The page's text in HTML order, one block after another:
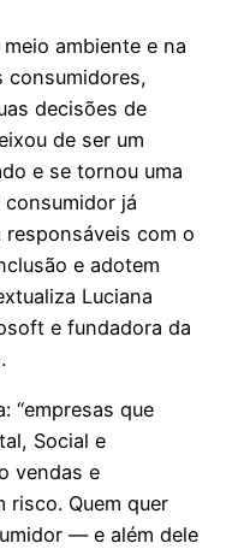
ambiente e na
consumidores,
decisões de
de ser um
e se tornou uma
já
responsáveis com o
e adotem
Luciana
e fundadora da
“empresas que
Social e
vendas e
risco. Quem quer
— e além dele